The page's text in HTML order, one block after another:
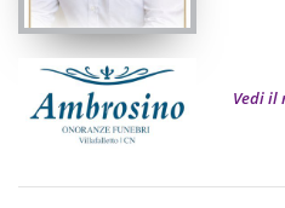
Vedi il